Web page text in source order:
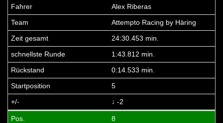
Alex Riberas
Attempto Racing by Häring
24:30.453 min.
1:43.812 min.
0:14.533 min.
5
↓ -2
8